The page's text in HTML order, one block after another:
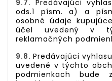
9.7. Predávajúci
ods.1 písm. a) a
osobné údaje
účel uvedený v
reklamačných
9.8.Predávajúci
uvedené v týchto
podmienkach bude